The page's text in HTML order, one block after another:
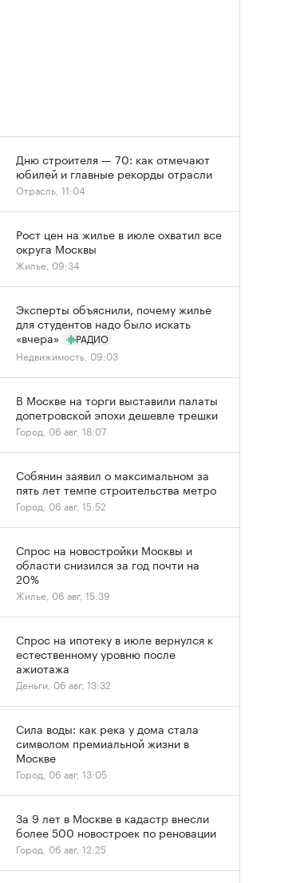
Дню строителя — 70: как отмечают
юбилей и главные рекорды отрасли
Отрасль, 11:04
Рост цен на жилье в июле охватил все
округа Москвы
Жилье, 09:34
Эксперты объяснили, почему жилье
для студентов надо было искать
«вчера»
РАДИО
Недвижимость, 09:03
В Москве на торги выставили палаты
допетровской эпохи дешевле трешки
Город, 06 авг, 18:07
Собянин заявил о максимальном за
пять лет темпе строительства метро
Город, 06 авг, 15:52
Спрос на новостройки Москвы и
области снизился за год почти на
20%
Жилье, 06 авг, 15:39
Спрос на ипотеку в июле вернулся к
естественному уровню после
ажиотажа
Деньги, 06 авг, 13:32
Сила воды: как река у дома стала
символом премиальной жизни в
Москве
Город, 06 авг, 13:05
За 9 лет в Москве в кадастр внесли
более 500 новостроек по реновации
Город, 06 авг, 12:25